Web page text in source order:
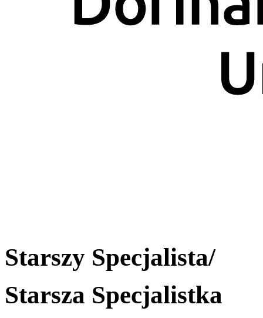
Starszy Specjalista/
Starsza Specjalistka